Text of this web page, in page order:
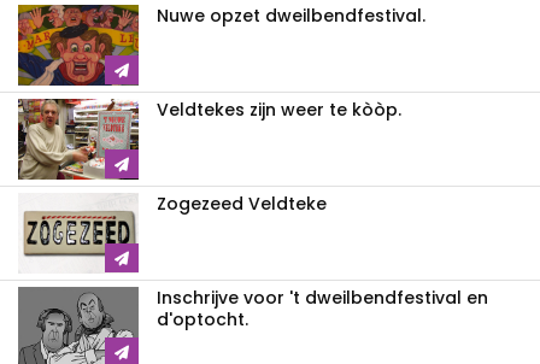
Nuwe opzet dweilbendfestival.
Veldtekes zijn weer te kòòp.
Zogezeed Veldteke
Inschrijve voor 't dweilbendfestival en
d'optocht.